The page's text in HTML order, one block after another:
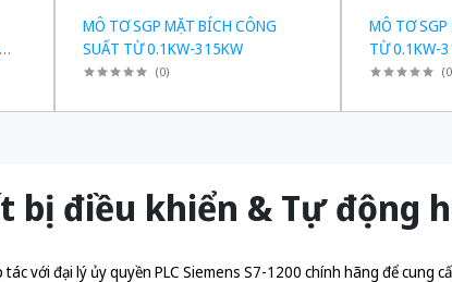
MÔ TƠ SGP MẶT BÍCH CÔNG
SUẤT TỪ 0.1KW-315KW
(0)
MÔ TƠ SGP
TỪ 0.1KW-
(0
điều khiển & Tự động
với đại lý ủy quyền PLC Siemens S7-1200 chính hãng để cung